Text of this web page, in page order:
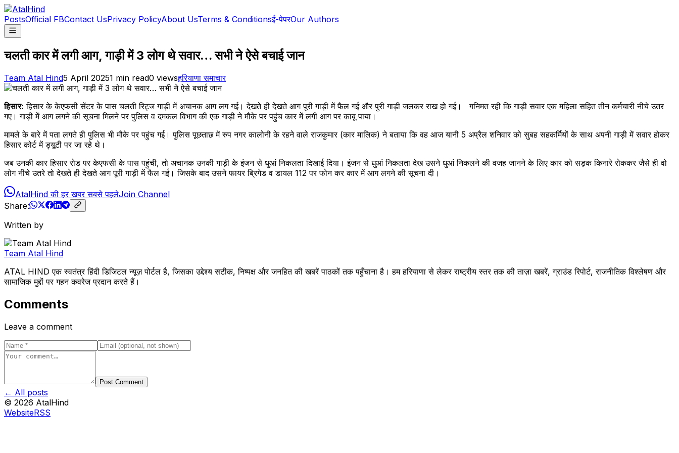
PostsOfficial FBContact UsPrivacy PolicyAbout UsTerms & Conditionsई-पेपरOur Authors
चलती कार में लगी आग, गाड़ी में 3 लोग थे सवार… सभी ने ऐसे बचाई जान
Team Atal Hind5 April 20251 min read0 viewsहरियाणा समाचार
हिसार: हिसार के केएफसी सेंटर के पास चलती रिट्ज गाड़ी में अचानक आग लग गई। देखते ही देखते आग पूरी गाड़ी में फैल गई और पुरी गाड़ी जलकर राख हो गई। गनिमत रही कि गाड़ी सवार एक महिला सहित तीन कर्मचारी नीचे उतर
गए। गाड़ी में आग लगने की सूचना मिलने पर पुलिस व दमकल विभाग की एक गाड़ी ने मौके पर पहुंच कार में लगी आग पर काबू पाया।
मामले के बारे में पता लगते ही पुलिस भी मौके पर पहुंच गई। पुलिस पूछताछ में रुप नगर कालोनी के रहने वाले राजकुमार (कार मालिक) ने बताया कि वह आज यानी 5 अप्रैल शनिवार को सुबह सहकर्मियों के साथ अपनी गाड़ी में सवार होकर
हिसार कोर्ट में ड्यूटी पर जा रहे थे।
जब उनकी कार हिसार रोड पर केएफसी के पास पहुंची, तो अचानक उनकी गाड़ी के इंजन से धुआं निकलता दिखाई दिया। इंजन से धुआं निकलता देख उसने धुआं निकलने की वजह जानने के लिए कार को सड़क किनारे रोककर जैसे ही वो
लोग नीचे उतरे तो देखते ही देखते आग पूरी गाड़ी में फैल गई। जिसके बाद उसने फायर ब्रिगेड व डायल 112 पर फोन कर कार में आग लगने की सूचना दी।
AtalHind की हर खबर सबसे पहलेJoin Channel
Share:
Written by
Team Atal Hind
ATAL HIND एक स्वतंत्र हिंदी डिजिटल न्यूज़ पोर्टल है, जिसका उद्देश्य सटीक, निष्पक्ष और जनहित की खबरें पाठकों तक पहुँचाना है। हम हरियाणा से लेकर राष्ट्रीय स्तर तक की ताज़ा खबरें, ग्राउंड रिपोर्ट, राजनीतिक विश्लेषण और
सामाजिक मुद्दों पर गहन कवरेज प्रदान करते हैं।
Comments
Leave a comment
Post Comment
← All posts
© 2026 AtalHind
WebsiteRSS